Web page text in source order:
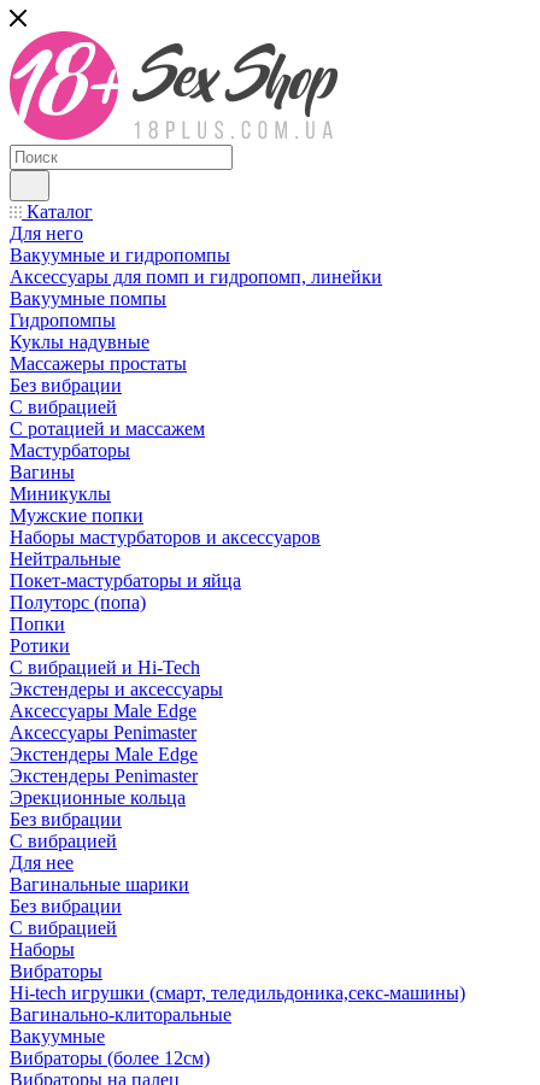
Каталог
Для него
Вакуумные и гидропомпы
Аксессуары для помп и гидропомп, линейки
Вакуумные помпы
Гидропомпы
Куклы надувные
Массажеры простаты
Без вибрации
С вибрацией
С ротацией и массажем
Мастурбаторы
Вагины
Миникуклы
Мужские попки
Наборы мастурбаторов и аксессуаров
Нейтральные
Покет-мастурбаторы и яйца
Полуторс (попа)
Попки
Ротики
С вибрацией и Hi-Tech
Экстендеры и аксессуары
Аксессуары Male Edge
Аксессуары Penimaster
Экстендеры Male Edge
Экстендеры Penimaster
Эрекционные кольца
Без вибрации
С вибрацией
Для нее
Вагинальные шарики
Без вибрации
С вибрацией
Наборы
Вибраторы
Hi-tech игрушки (смарт, теледильдоника,секс-машины)
Вагинально-клиторальные
Вакуумные
Вибраторы (более 12см)
Вибраторы на палец